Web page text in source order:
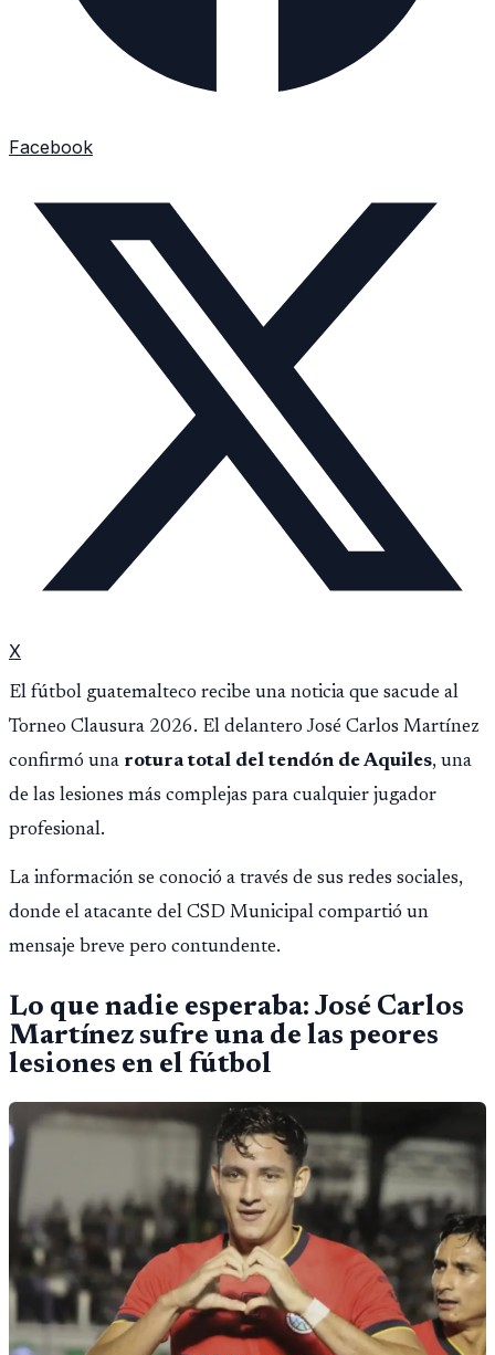
Facebook
X
El fútbol guatemalteco recibe una noticia que sacude al
Torneo Clausura 2026. El delantero José Carlos Martínez
confirmó una rotura total del tendón de Aquiles, una
de las lesiones más complejas para cualquier jugador
profesional.
La información se conoció a través de sus redes sociales,
donde el atacante del CSD Municipal compartió un
mensaje breve pero contundente.
Lo que nadie esperaba: José Carlos
Martínez sufre una de las peores
lesiones en el fútbol